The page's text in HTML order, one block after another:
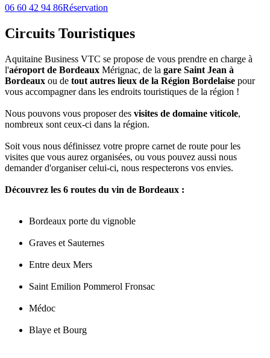
06 60 42 94 86Réservation
Circuits Touristiques
Aquitaine Business VTC se propose de vous prendre en charge à
l'aéroport de Bordeaux Mérignac, de la gare Saint Jean à
Bordeaux ou de tout autres lieux de la Région Bordelaise pour
vous accompagner dans les endroits touristiques de la région !
Nous pouvons vous proposer des visites de domaine viticole,
nombreux sont ceux-ci dans la région.
Soit vous nous définissez votre propre carnet de route pour les
visites que vous aurez organisées, ou vous pouvez aussi nous
demander d'organiser celui-ci, nous respecterons vos envies.
Découvrez les 6 routes du vin de Bordeaux :
Bordeaux porte du vignoble
Graves et Sauternes
Entre deux Mers
Saint Emilion Pommerol Fronsac
Médoc
Blaye et Bourg